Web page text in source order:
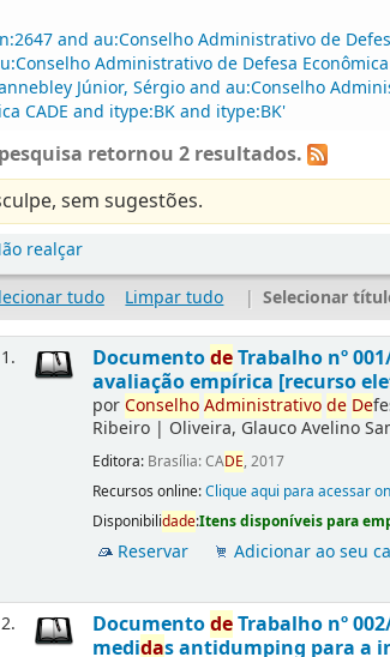
and au:Conselho Administrativo de
Administrativo de Defesa
Júnior, Sérgio and au:Conselho
CADE and itype:BK and itype:BK'
retornou 2 resultados.
sem sugestões.
realçar
tudo
Limpar tudo | Selecionar
1. DocumentodeTrabalho nº
avaliação empírica [recurso
porConselhoAdministrativode De
Ribeiro | Oliveira, Glauco Avelino
Editora: Brasília: CADE, 2017
Recursos online:Clique aqui para acessar
Disponibilidade:Itens disponíveis para
Reservar Adicionar ao seu
2. DocumentodeTrabalho nº
medidas antidumping para a